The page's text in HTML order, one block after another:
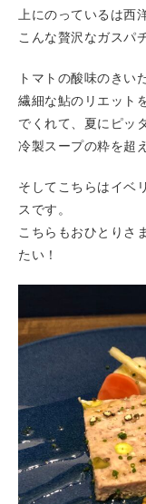
上にのっているは西
こんな贅沢なガスパ
トマトの酸味のきい
繊細な鮎のリエット
でくれて、夏にピッ
冷製スープの粋を超
そしてこちらはイベ
スです。
こちらもおひとりさ
たい！